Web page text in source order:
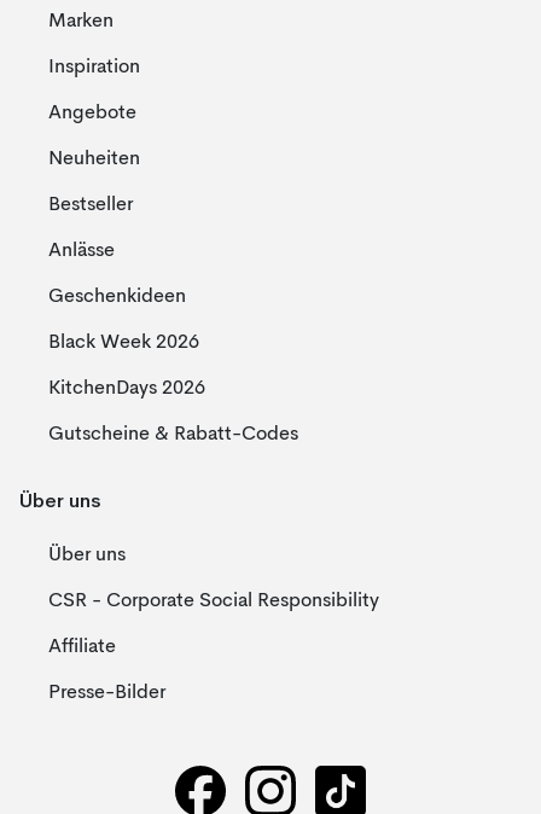
Marken
Inspiration
Angebote
Neuheiten
Bestseller
Anlässe
Geschenkideen
Black Week 2026
KitchenDays 2026
Gutscheine & Rabatt-Codes
Über uns
Über uns
CSR - Corporate Social Responsibility
Affiliate
Presse-Bilder